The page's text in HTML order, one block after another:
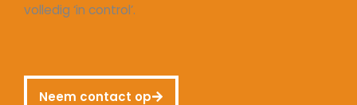
volledig ‘in control’.
Neem contact op